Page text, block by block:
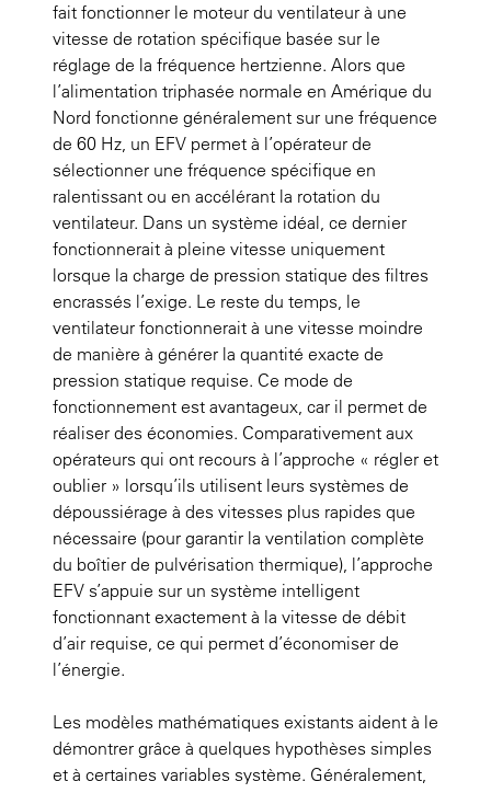
fait fonctionner le moteur du ventilateur à une
vitesse de rotation spécifique basée sur le
réglage de la fréquence hertzienne. Alors que
l’alimentation triphasée normale en Amérique du
Nord fonctionne généralement sur une fréquence
de 60 Hz, un EFV permet à l’opérateur de
sélectionner une fréquence spécifique en
ralentissant ou en accélérant la rotation du
ventilateur. Dans un système idéal, ce dernier
fonctionnerait à pleine vitesse uniquement
lorsque la charge de pression statique des filtres
encrassés l’exige. Le reste du temps, le
ventilateur fonctionnerait à une vitesse moindre
de manière à générer la quantité exacte de
pression statique requise. Ce mode de
fonctionnement est avantageux, car il permet de
réaliser des économies. Comparativement aux
opérateurs qui ont recours à l’approche « régler et
oublier » lorsqu’ils utilisent leurs systèmes de
dépoussiérage à des vitesses plus rapides que
nécessaire (pour garantir la ventilation complète
du boîtier de pulvérisation thermique), l’approche
EFV s’appuie sur un système intelligent
fonctionnant exactement à la vitesse de débit
d’air requise, ce qui permet d’économiser de
l’énergie.
Les modèles mathématiques existants aident à le
démontrer grâce à quelques hypothèses simples
et à certaines variables système. Généralement,